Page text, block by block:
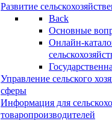
Развитие
Back
Основные
Онлайн-
Управление сельского
сферы
Информация для
товаропроизводителей